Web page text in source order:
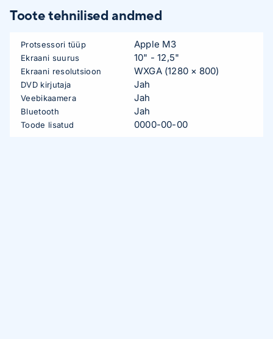
Toote tehnilised andmed
Protsessori tüüp Apple M3
Ekraani suurus 10" - 12,5"
Ekraani resolutsioon WXGA (1280 × 800)
DVD kirjutaja Jah
Veebikaamera Jah
Bluetooth Jah
Toode lisatud 0000-00-00